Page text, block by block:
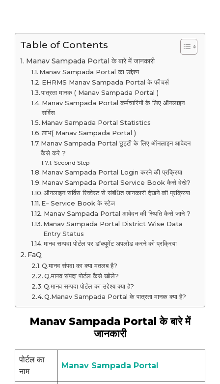
Table of Contents
Manav Sampada Portal के बारे में जानकारी
Manav Sampada Portal का उद्देश्य
EHRMS Manav Sampada Portal के फीचर्स
पात्रता मानक ( Manav Sampada Portal )
Manav Sampada Portal कर्मचारियों के लिए ऑनलाइन
सर्विस
Manav Sampada Portal Statistics
लाभ( Manav Sampada Portal )
Manav Sampada Portal छुट्टी के लिए ऑनलाइन आवेदन
कैसे करे ?
Second Step
Manav Sampada Portal Login करने की प्रक्रिया
Manav Sampada Portal Service Book कैसे देखे?
ऑनलाइन सर्विस रिक्वेस्ट से संबंधित जानकारी देखने की प्रक्रिया
E– Service Book के स्टेज
Manav Sampada Portal आवेदन की स्थिति कैसे जाने ?
Manav Sampada Portal District Wise Data
Entry Status
मानव सम्पदा पोर्टल पर डॉक्यूमेंट अपलोड करने की प्रक्रिया
FaQ
Q.मानव संपदा का क्या मतलब है?
Q.मानव संपदा पोर्टल कैसे खोले?
Q.मानव सम्पदा पोर्टल का उद्देश्य क्या है?
Q.Manav Sampada Portal के पात्रता मानक क्या है?
Manav Sampada Portal के बारे में
जानकारी
पोर्टल का
नाम
Manav Sampada Portal